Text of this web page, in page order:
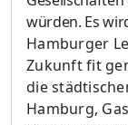
würden. Es
Hamburger
Zukunft fit
die
Hamburg,